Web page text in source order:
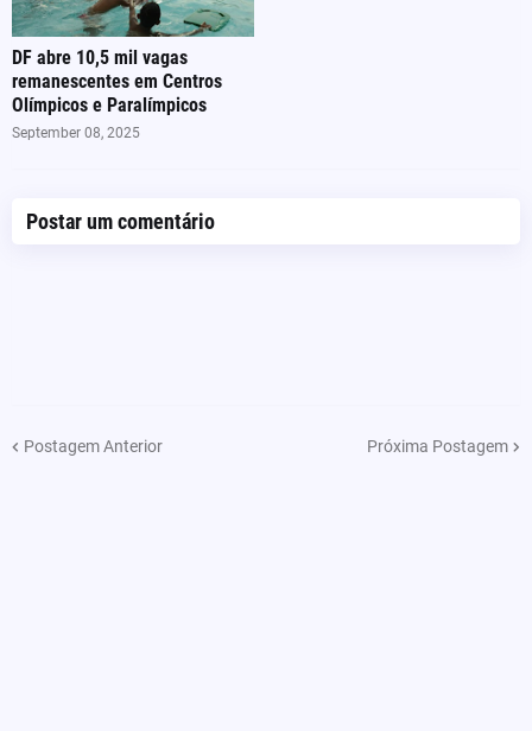
DF abre 10,5 mil vagas
remanescentes em Centros
Olímpicos e Paralímpicos
September 08, 2025
Postar um comentário
Postagem Anterior Próxima Postagem